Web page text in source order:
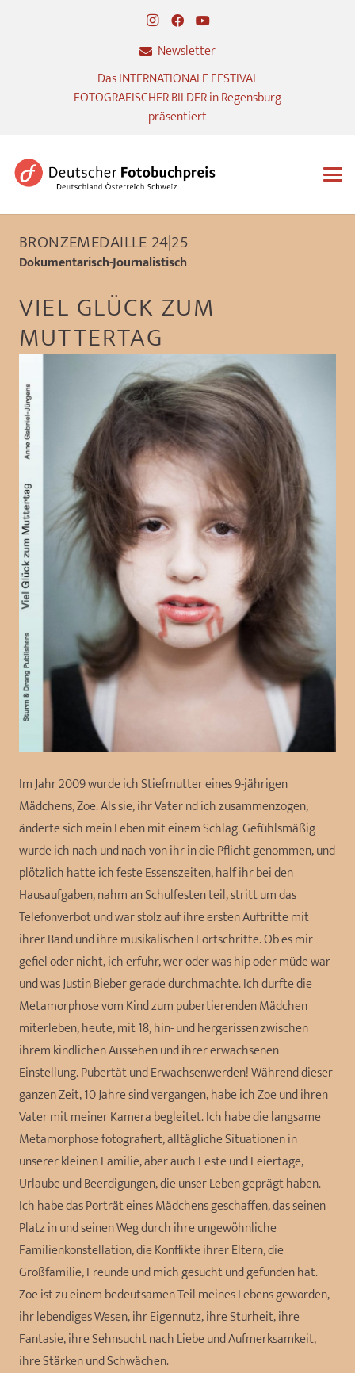
Newsletter
Das INTERNATIONALE FESTIVAL
FOTOGRAFISCHER BILDER in Regensburg
präsentiert
BRONZEMEDAILLE 24|25
Dokumentarisch-Journalistisch
VIEL GLÜCK ZUM
MUTTERTAG
Im Jahr 2009 wurde ich Stiefmutter eines 9-jährigen
Mädchens, Zoe. Als sie, ihr Vater nd ich zusammenzogen,
änderte sich mein Leben mit einem Schlag. Gefühlsmäßig
wurde ich nach und nach von ihr in die Pflicht genommen, und
plötzlich hatte ich feste Essenszeiten, half ihr bei den
Hausaufgaben, nahm an Schulfesten teil, stritt um das
Telefonverbot und war stolz auf ihre ersten Auftritte mit
ihrer Band und ihre musikalischen Fortschritte. Ob es mir
gefiel oder nicht, ich erfuhr, wer oder was hip oder müde war
und was Justin Bieber gerade durchmachte. Ich durfte die
Metamorphose vom Kind zum pubertierenden Mädchen
miterleben, heute, mit 18, hin- und hergerissen zwischen
ihrem kindlichen Aussehen und ihrer erwachsenen
Einstellung. Pubertät und Erwachsenwerden! Während dieser
ganzen Zeit, 10 Jahre sind vergangen, habe ich Zoe und ihren
Vater mit meiner Kamera begleitet. Ich habe die langsame
Metamorphose fotografiert, alltägliche Situationen in
unserer kleinen Familie, aber auch Feste und Feiertage,
Urlaube und Beerdigungen, die unser Leben geprägt haben.
Ich habe das Porträt eines Mädchens geschaffen, das seinen
Platz in und seinen Weg durch ihre ungewöhnliche
Familienkonstellation, die Konflikte ihrer Eltern, die
Großfamilie, Freunde und mich gesucht und gefunden hat.
Zoe ist zu einem bedeutsamen Teil meines Lebens geworden,
ihr lebendiges Wesen, ihr Eigennutz, ihre Sturheit, ihre
Fantasie, ihre Sehnsucht nach Liebe und Aufmerksamkeit,
ihre Stärken und Schwächen.